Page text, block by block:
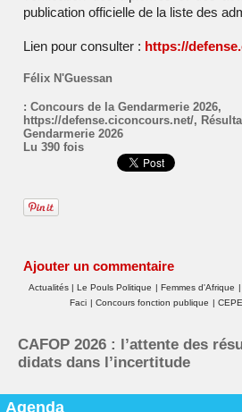
publication officielle de la liste des
Lien pour consulter : https://
Félix N'Guessan
: Concours de la Gendarmerie 2026,
https://defense.ciconcours.net/,
Gendarmerie 2026
Lu 390 fois
Ajouter un commentaire
Actualités | Le Pouls Politique | Femmes d'Afrique |
Faci | Concours fonction publique | CEPE
CAFOP 2026 : l’attente des
didats dans l’incertitude
Agenda